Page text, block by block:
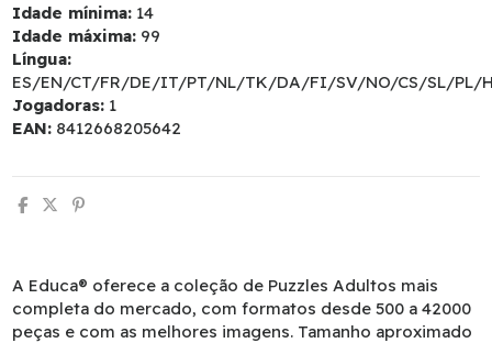
Idade mínima: 14
Idade máxima: 99
Língua:
ES/EN/CT/FR/DE/IT/PT/NL/TK/DA/FI/SV/NO/CS/SL/PL/
Jogadoras: 1
EAN: 8412668205642
A Educa® oferece a coleção de Puzzles Adultos mais
completa do mercado, com formatos desde 500 a 42000
peças e com as melhores imagens. Tamanho aproximado